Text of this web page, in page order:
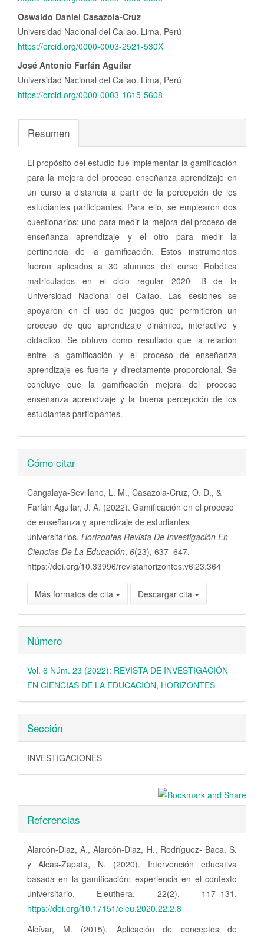
artículo
Oswaldo Daniel Casazola-Cruz
Universidad Nacional del Callao. Lima, Perú
https://orcid.org/0000-0003-2521-530X
José Antonio Farfán Aguilar
Universidad Nacional del Callao. Lima, Perú
https://orcid.org/0000-0003-1615-5608
Resumen
El propósito del estudio fue implementar la gamificación
para la mejora del proceso enseñanza aprendizaje en
un curso a distancia a partir de la percepción de los
estudiantes participantes. Para ello, se emplearon dos
cuestionarios: uno para medir la mejora del proceso de
enseñanza aprendizaje y el otro para medir la
pertinencia de la gamificación. Estos instrumentos
fueron aplicados a 30 alumnos del curso Robótica
matriculados en el ciclo regular 2020- B de la
Universidad Nacional del Callao. Las sesiones se
apoyaron en el uso de juegos que permitieron un
proceso de que aprendizaje dinámico, interactivo y
didáctico. Se obtuvo como resultado que la relación
entre la gamificación y el proceso de enseñanza
aprendizaje es fuerte y directamente proporcional. Se
concluye que la gamificación mejora del proceso
enseñanza aprendizaje y la buena percepción de los
estudiantes participantes.
Detalles
del
artículo
Cómo citar
Cangalaya-Sevillano, L. M., Casazola-Cruz, O. D., &
Farfán Aguilar, J. A. (2022). Gamificación en el proceso
de enseñanza y aprendizaje de estudiantes
universitarios. Horizontes Revista De Investigación En
Ciencias De La Educación, 6(23), 637–647.
https://doi.org/10.33996/revistahorizontes.v6i23.364
Más formatos de cita Descargar cita
Número
Vol. 6 Núm. 23 (2022): REVISTA DE INVESTIGACIÓN
EN CIENCIAS DE LA EDUCACIÓN, HORIZONTES
Sección
INVESTIGACIONES
Referencias
Alarcón-Diaz, A., Alarcón-Diaz, H., Rodríguez- Baca, S.
y Alcas-Zapata, N. (2020). Intervención educativa
basada en la gamificación: experiencia en el contexto
universitario. Eleuthera, 22(2), 117–131.
https://doi.org/10.17151/eleu.2020.22.2.8
Alcívar, M. (2015). Aplicación de conceptos de